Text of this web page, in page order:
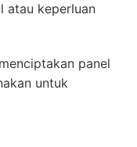
atau keperluan
panel
untuk